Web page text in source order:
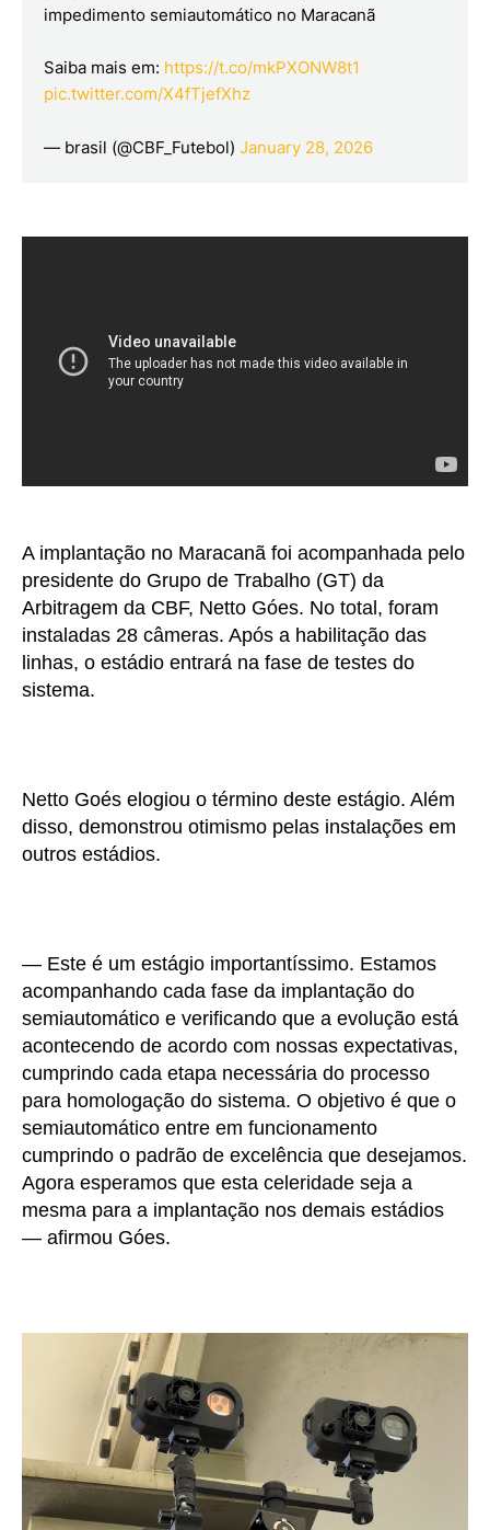
impedimento semiautomático no Maracanã
Saiba mais em: https://t.co/mkPXONW8t1
pic.twitter.com/X4fTjefXhz
— brasil (@CBF_Futebol) January 28, 2026
A implantação no Maracanã foi acompanhada pelo
presidente do Grupo de Trabalho (GT) da
Arbitragem da CBF, Netto Góes. No total, foram
instaladas 28 câmeras. Após a habilitação das
linhas, o estádio entrará na fase de testes do
sistema.
Netto Goés elogiou o término deste estágio. Além
disso, demonstrou otimismo pelas instalações em
outros estádios.
— Este é um estágio importantíssimo. Estamos
acompanhando cada fase da implantação do
semiautomático e verificando que a evolução está
acontecendo de acordo com nossas expectativas,
cumprindo cada etapa necessária do processo
para homologação do sistema. O objetivo é que o
semiautomático entre em funcionamento
cumprindo o padrão de excelência que desejamos.
Agora esperamos que esta celeridade seja a
mesma para a implantação nos demais estádios
— afirmou Góes.